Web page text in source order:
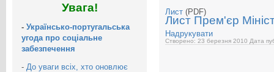
Увага!
- Українсько-португальська
угода про соціальне
забезпечення
- До уваги всіх, хто оновлює
Лист (PDF)
Лист Прем'єр
Надрукувати
Створено: 23 березня 2010 Дата